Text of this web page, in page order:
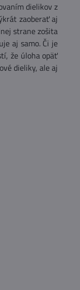
dielikov z
zaoberať aj
strane zošita
aj samo. Či je
že úloha opäť
dieliky, ale aj